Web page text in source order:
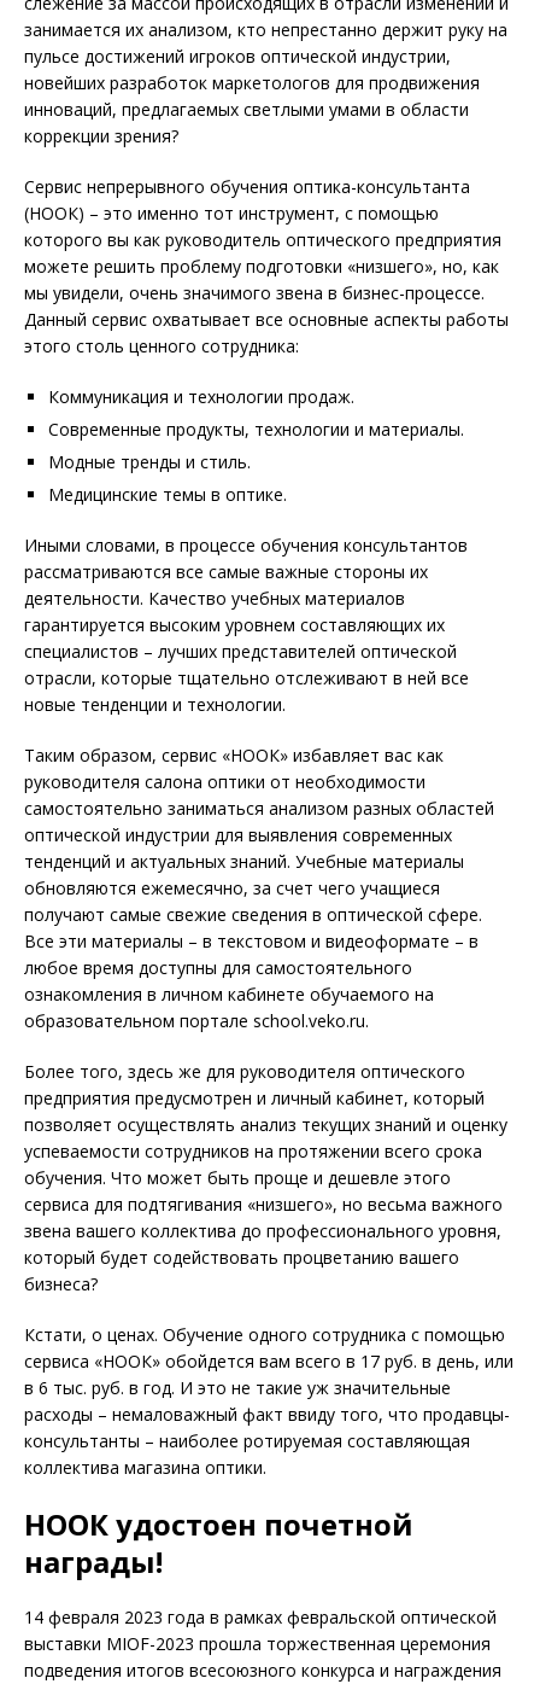
занимается их анализом, кто непрестанно держит руку на
пульсе достижений игроков оптической индустрии,
новейших разработок маркетологов для продвижения
инноваций, предлагаемых светлыми умами в области
коррекции зрения?
Сервис непрерывного обучения оптика-консультанта
(НООК) – это именно тот инструмент, с помощью
которого вы как руководитель оптического предприятия
можете решить проблему подготовки «низшего», но, как
мы увидели, очень значимого звена в бизнес-процессе.
Данный сервис охватывает все основные аспекты работы
этого столь ценного сотрудника:
Коммуникация и технологии продаж.
Современные продукты, технологии и материалы.
Модные тренды и стиль.
Медицинские темы в оптике.
Иными словами, в процессе обучения консультантов
рассматриваются все самые важные стороны их
деятельности. Качество учебных материалов
гарантируется высоким уровнем составляющих их
специалистов – лучших представителей оптической
отрасли, которые тщательно отслеживают в ней все
новые тенденции и технологии.
Таким образом, сервис «НООК» избавляет вас как
руководителя салона оптики от необходимости
самостоятельно заниматься анализом разных областей
оптической индустрии для выявления современных
тенденций и актуальных знаний. Учебные материалы
обновляются ежемесячно, за счет чего учащиеся
получают самые свежие сведения в оптической сфере.
Все эти материалы – в текстовом и видеоформате – в
любое время доступны для самостоятельного
ознакомления в личном кабинете обучаемого на
образовательном портале school.veko.ru.
Более того, здесь же для руководителя оптического
предприятия предусмотрен и личный кабинет, который
позволяет осуществлять анализ текущих знаний и оценку
успевае­мости сотрудников на протяжении всего срока
обучения. Что может быть проще и дешевле этого
сервиса для подтягивания «низшего», но весьма важного
звена вашего коллектива до профессионального уровня,
который будет содействовать процветанию вашего
бизнеса?
Кстати, о ценах. Обучение одного сотрудника с помощью
сервиса «НООК» обойдется вам всего в 17 руб. в день, или
в 6 тыс. руб. в год. И это не такие уж значительные
расходы – немаловажный факт ввиду того, что продавцы-
консультанты – наиболее ротируемая составляющая
коллектива магазина оптики.
НООК удостоен почетной
награды!
14 февраля 2023 года в рамках февральской оптической
выставки MIOF-2023 прошла торжественная церемония
подведения итогов всесоюзного конкурса и награждения